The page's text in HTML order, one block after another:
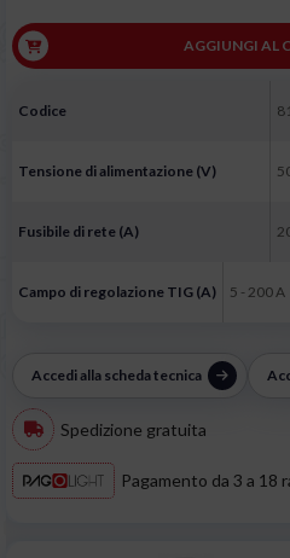
AGGIUNGI AL
Codice
Tensione di alimentazione (V)
Fusibile di rete (A)
Campo di regolazione TIG (A) 5 - 200 A
Accedi alla scheda tecnica
Spedizione gratuita
Pagamento da 3 a 18